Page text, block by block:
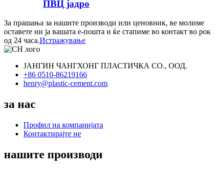
ПВЦ јадро
За прашања за нашите производи или ценовник, ве молиме
оставете ни ја вашата е-пошта и ќе стапиме во контакт во рок
од 24 часа.Истражување
ЈАНГИН ЧАНГХОНГ ПЛАСТИЧКА СО., ООД.
+86 0510-86219166
henry@plastic-cement.com
за нас
Профил на компанијата
Контактирајте не
нашите производи